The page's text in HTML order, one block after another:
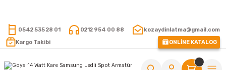
0542 535 28 01 0212 954 00 88
kozaydinlatma@gmail.com
Kargo Takibi
ONLİNE KATALOG